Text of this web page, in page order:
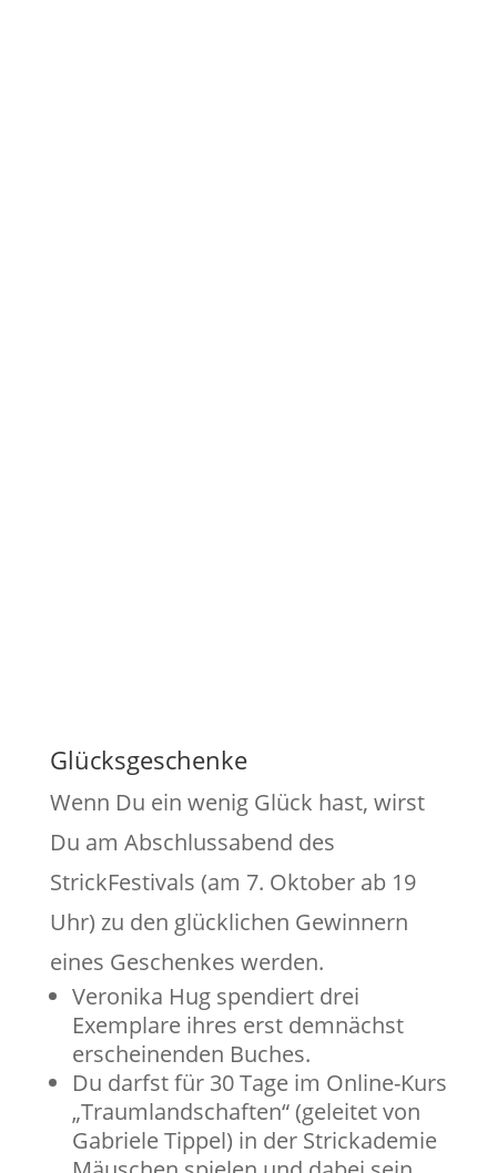
Glücksgeschenke
Wenn Du ein wenig Glück hast, wirst
Du am Abschlussabend des
StrickFestivals (am 7. Oktober ab 19
Uhr) zu den glücklichen Gewinnern
eines Geschenkes werden.
Veronika Hug spendiert drei
Exemplare ihres erst demnächst
erscheinenden Buches.
Du darfst für 30 Tage im Online-Kurs
„Traumlandschaften“ (geleitet von
Gabriele Tippel) in der Strickademie